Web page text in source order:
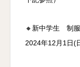
🔸新中学生 制服
2024年12月1日(